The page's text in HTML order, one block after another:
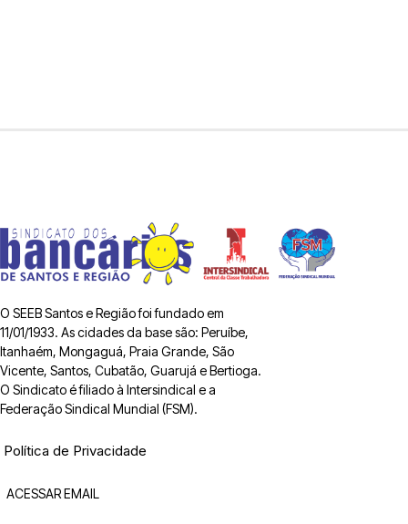
O SEEB Santos e Região foi fundado em
11/01/1933. As cidades da base são: Peruíbe,
Itanhaém, Mongaguá, Praia Grande, São
Vicente, Santos, Cubatão, Guarujá e Bertioga.
O Sindicato é filiado à Intersindical e a
Federação Sindical Mundial (FSM).
Política de Privacidade
ACESSAR EMAIL